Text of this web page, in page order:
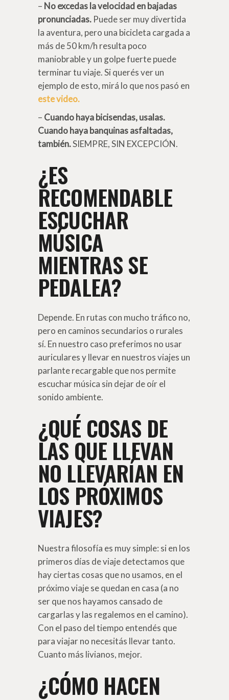
– No excedas la velocidad en bajadas
pronunciadas. Puede ser muy divertida
la aventura, pero una bicicleta cargada a
más de 50 km/h resulta poco
maniobrable y un golpe fuerte puede
terminar tu viaje. Si querés ver un
ejemplo de esto, mirá lo que nos pasó en
este video.
– Cuando haya bicisendas, usalas.
Cuando haya banquinas asfaltadas,
también.SIEMPRE, SIN EXCEPCIÓN.
¿ES
RECOMENDABLE
ESCUCHAR
MÚSICA
MIENTRAS SE
PEDALEA?
Depende. En rutas con mucho tráfico no,
pero en caminos secundarios o rurales
sí. En nuestro caso preferimos no usar
auriculares y llevar en nuestros viajes un
parlante recargable que nos permite
escuchar música sin dejar de oír el
sonido ambiente.
¿QUÉ COSAS DE
LAS QUE LLEVAN
NO LLEVARÍAN EN
LOS PRÓXIMOS
VIAJES?
Nuestra filosofía es muy simple: si en los
primeros días de viaje detectamos que
hay ciertas cosas que no usamos, en el
próximo viaje se quedan en casa (a no
ser que nos hayamos cansado de
cargarlas y las regalemos en el camino).
Con el paso del tiempo entendés que
para viajar no necesitás llevar tanto.
Cuanto más livianos, mejor.
¿CÓMO HACEN